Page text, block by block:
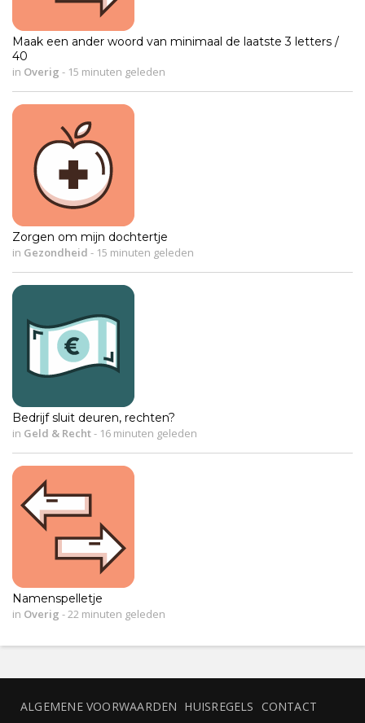
Maak een ander woord van minimaal de laatste 3 letters /
40
in Overig - 15 minuten geleden
Zorgen om mijn dochtertje
in Gezondheid - 15 minuten geleden
Bedrijf sluit deuren, rechten?
in Geld & Recht- 16 minuten geleden
Namenspelletje
in Overig -22 minuten geleden
ALGEMENE VOORWAARDEN HUISREGELS CONTACT